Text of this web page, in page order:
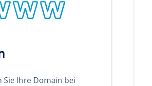
Sie Ihre Domain bei